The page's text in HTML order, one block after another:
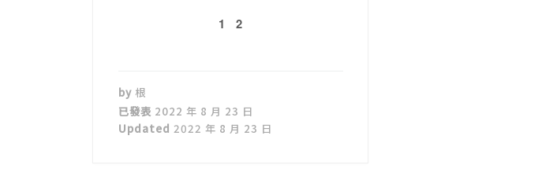
1 2
by 根
已發表 2022 年 8 月 23 日
Updated 2022 年 8 月 23 日